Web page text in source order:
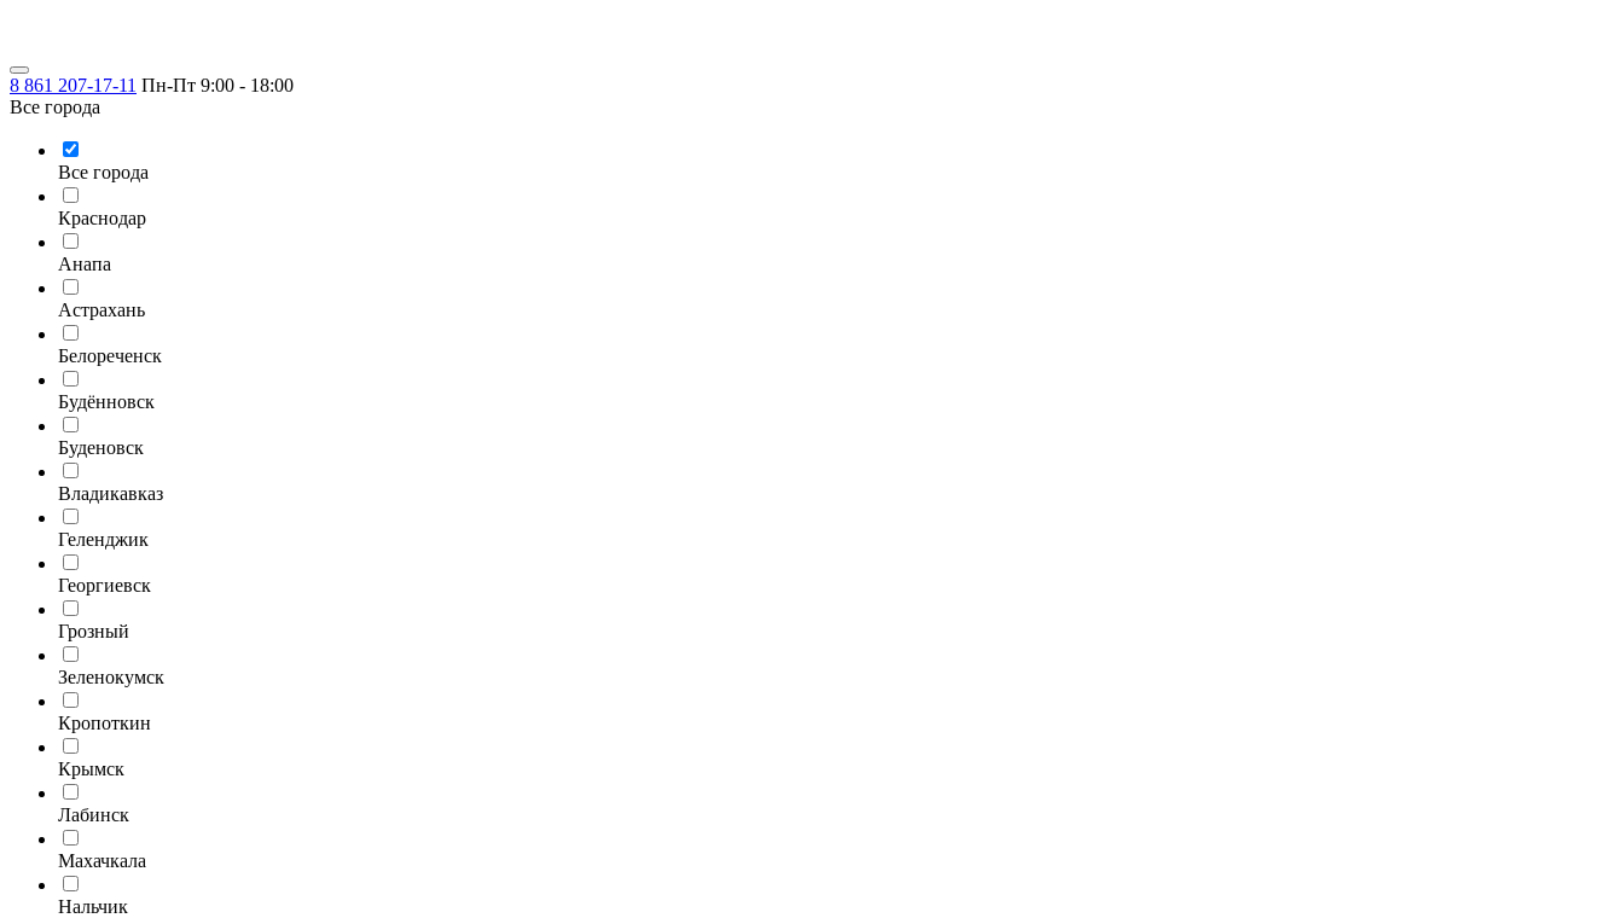
8 861 207-17-11 Пн-Пт 9:00 - 18:00
Все города
Все города
Краснодар
Анапа
Астрахань
Белореченск
Будённовск
Буденовск
Владикавказ
Геленджик
Георгиевск
Грозный
Зеленокумск
Кропоткин
Крымск
Лабинск
Махачкала
Нальчик